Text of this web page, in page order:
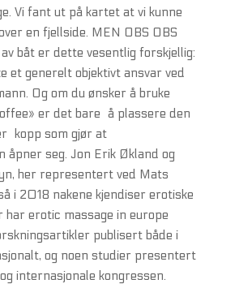
Vi fant ut på kartet at vi kunne
en fjellside. MEN OBS OBS
av båt er dette vesentlig forskjellig:
et generelt objektivt ansvar ved
Og om du ønsker å bruke
er det bare å plassere den
kopp som gjør at
åpner seg. Jon Erik Økland og
her representert ved Mats
i 2018 nakene kjendiser erotiske
har erotic massage in europe
publisert både i
og noen studier presentert
internasjonale kongressen.